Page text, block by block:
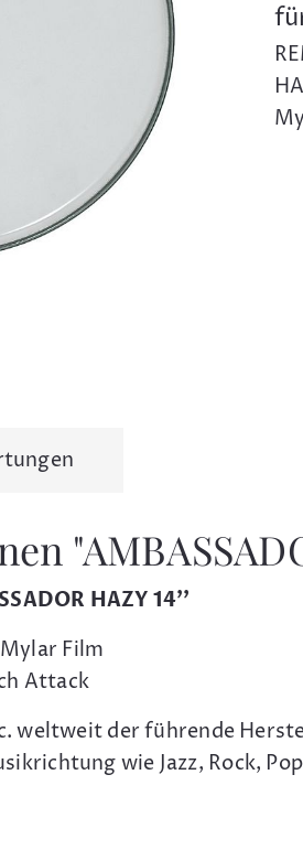
HAZY 14''
Film
Attack
weltweit der führende
wie Jazz, Rock,